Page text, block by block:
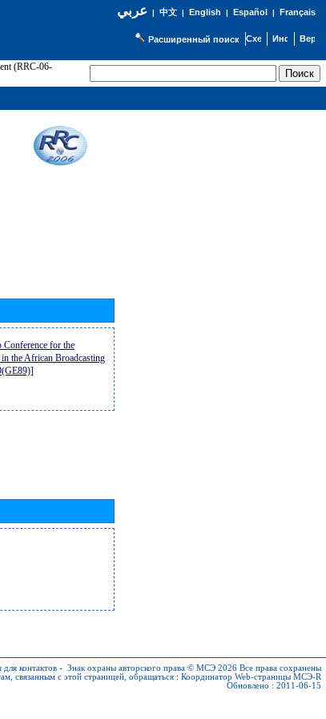
عربي| 中文| English | Español | Français
Расширенный поиск
(RRC-06-
for the
the African Broadcasting
контактов - Знак охраны авторского права © МСЭ 2026 Все права сохранены
связанным с этой страницей, обращаться : Координатор Web-страницы МСЭ-R
Обновлено : 2011-06-15